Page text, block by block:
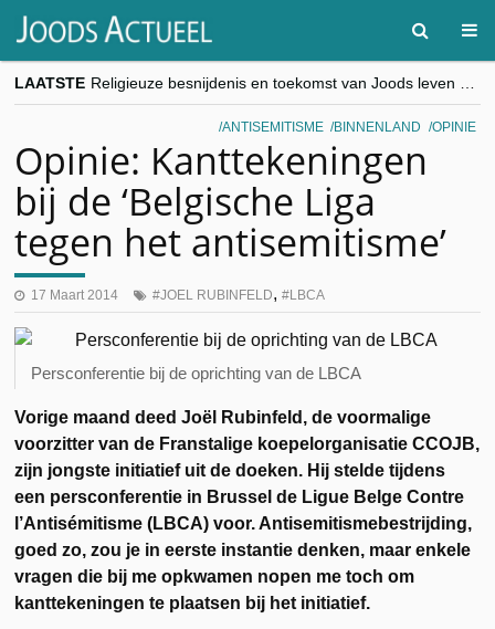
LAATSTE
“Besnijdenisdebat toont hoe moeilijk seculiere Westen minderheden begrijpt”, Jinnih Beels (Vooruit)
CITYTRIP | ROEMENIË – Boekarest: de verrassing van Oost-Europa
ANTISEMITISME BINNENLAND OPINIE
Opinie: Kanttekeningen
bij de ‘Belgische Liga
tegen het antisemitisme’
17 Maart 2014 JOEL RUBINFELD, LBCA
Persconferentie bij de oprichting van de LBCA
Vorige maand deed Joël Rubinfeld, de voormalige
voorzitter van de Franstalige koepelorganisatie CCOJB,
zijn jongste initiatief uit de doeken. Hij stelde tijdens
een persconferentie in Brussel de Ligue Belge Contre
l’Antisémitisme (LBCA) voor. Antisemitismebestrijding,
goed zo, zou je in eerste instantie denken, maar enkele
vragen die bij me opkwamen nopen me toch om
kanttekeningen te plaatsen bij het initiatief.